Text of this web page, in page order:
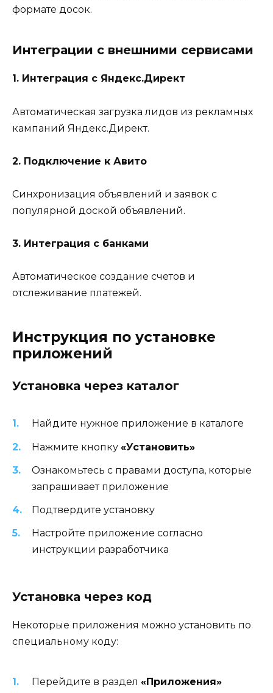
формате досок.
Интеграции с внешними сервисами
1. Интеграция с Яндекс.Директ
Автоматическая загрузка лидов из рекламных
кампаний Яндекс.Директ.
2. Подключение к Авито
Синхронизация объявлений и заявок с
популярной доской объявлений.
3. Интеграция с банками
Автоматическое создание счетов и
отслеживание платежей.
Инструкция по установке
приложений
Установка через каталог
Найдите нужное приложение в каталоге
Нажмите кнопку «Установить»
Ознакомьтесь с правами доступа, которые
запрашивает приложение
Подтвердите установку
Настройте приложение согласно
инструкции разработчика
Установка через код
Некоторые приложения можно установить по
специальному коду:
Перейдите в раздел «Приложения»